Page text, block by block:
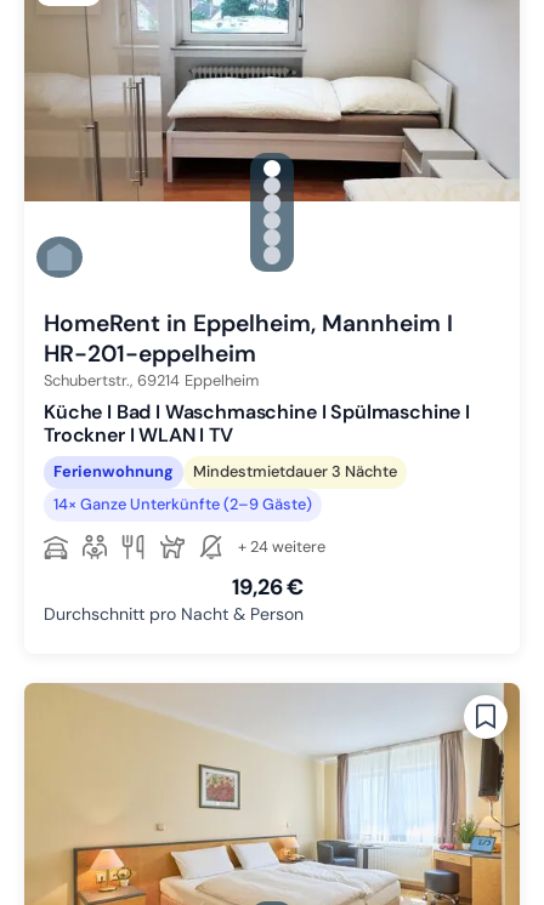
gallery.slide_selector
Zu Slide 1 wechseln
Zu Slide 2 wechseln
Zu Slide 3 wechseln
Zu Slide 4 wechseln
Zu Slide 5 wechseln
Zu Slide 6 wechseln
HomeRent in Eppelheim, Mannheim I
HR-201-eppelheim
Schubertstr., 69214 Eppelheim
Küche I Bad I Waschmaschine I Spülmaschine I
Trockner I WLAN I TV
Ferienwohnung
Mindestmietdauer 3 Nächte
14× Ganze Unterkünfte (2–9 Gäste)
+ 24 weitere
19,26 €
Durchschnitt pro Nacht & Person